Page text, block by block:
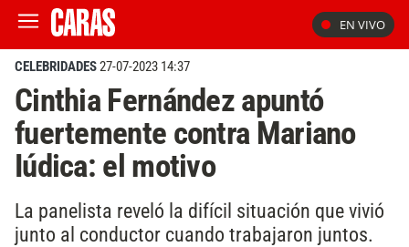
EN VIVO
CELEBRIDADES27-07-2023 14:37
Cinthia Fernández apuntó
fuertemente contra Mariano
Iúdica: el motivo
La panelista reveló la difícil situación que vivió
junto al conductor cuando trabajaron juntos.